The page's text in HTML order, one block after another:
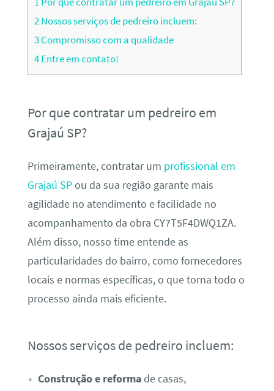
2Nossos serviços de pedreiro incluem:
3Compromisso com a qualidade
4Entre em contato!
Por que contratar um pedreiro em
Grajaú SP?
Primeiramente, contratar um profissional em
Grajaú SPou da sua região garante mais
agilidade no atendimento e facilidade no
acompanhamento da obra CY7T5F4DWQ1ZA.
Além disso, nosso time entende as
particularidades do bairro, como fornecedores
locais e normas específicas, o que torna todo o
processo ainda mais eficiente.
Nossos serviços de pedreiro incluem:
Construção e reformade casas,